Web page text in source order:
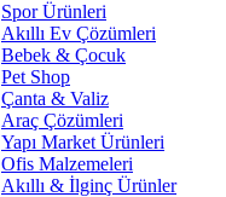
Spor Ürünleri
Akıllı Ev Çözümleri
Bebek & Çocuk
Pet Shop
Çanta & Valiz
Araç Çözümleri
Yapı Market Ürünleri
Ofis Malzemeleri
Akıllı & İlginç Ürünler